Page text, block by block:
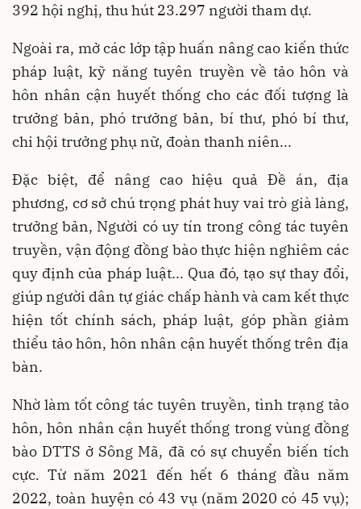
392 hội nghị, thu hút 23.297 người tham dự.
Ngoài ra, mở các lớp tập huấn nâng cao kiến thức
pháp luật, kỹ năng tuyên truyền về tảo hôn và
hôn nhân cận huyết thống cho các đối tượng là
trưởng bản, phó trưởng bản, bí thư, phó bí thư,
chi hội trưởng phụ nữ, đoàn thanh niên...
Đặc biệt, để nâng cao hiệu quả Đề án, địa
phương, cơ sở chú trọng phát huy vai trò già làng,
trưởng bản, Người có uy tín trong công tác tuyên
truyền, vận động đồng bào thực hiện nghiêm các
quy định của pháp luật... Qua đó, tạo sự thay đổi,
giúp người dân tự giác chấp hành và cam kết thực
hiện tốt chính sách, pháp luật, góp phần giảm
thiểu tảo hôn, hôn nhân cận huyết thống trên địa
bàn.
Nhờ làm tốt công tác tuyên truyền, tình trạng tảo
hôn, hôn nhân cận huyết thống trong vùng đồng
bào DTTS ở Sông Mã, đã có sự chuyển biến tích
cực. Từ năm 2021 đến hết 6 tháng đầu năm
2022, toàn huyện có 43 vụ (năm 2020 có 45 vụ);